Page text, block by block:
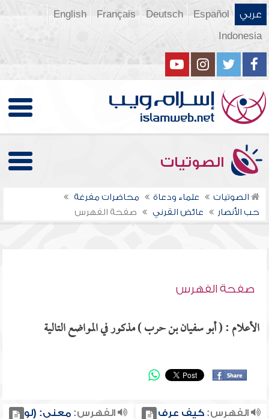
عربي Español
Deutsch
Français
English
Indonesia
الصوتيات
الصوتيات علماء ودعاة
محاضرات مفرغة
حب الأنصار
عائض القرني صفحة الفهرس
صفحة الفهرس
الأعلام : ( أبو سفيان بن حرب ) مذكور في المواضع التالية
الفهرس:كيف عرف
الفهرس:معنى: (لو